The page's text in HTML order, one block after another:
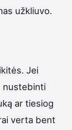
užkliuvo.
Jei
nustebinti
ar tiesiog
verta bent